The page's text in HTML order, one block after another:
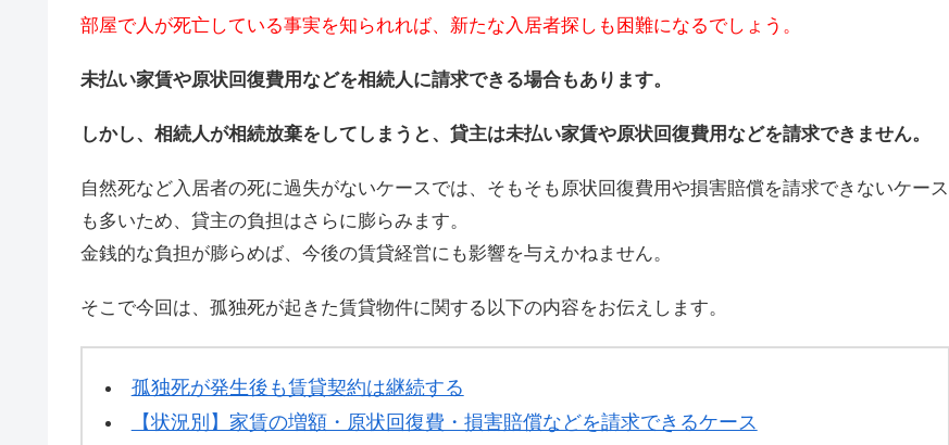
部屋で人が死亡している事実を知られれば、新たな入居者探しも困難になるでしょう。
未払い家賃や原状回復費用などを相続人に請求できる場合もあります。
しかし、相続人が相続放棄をしてしまうと、貸主は未払い家賃や原状回復費用などを請求できません。
自然死など入居者の死に過失がないケースでは、そもそも原状回復費用や損害賠償を請求できないケース
も多いため、貸主の負担はさらに膨らみます。
金銭的な負担が膨らめば、今後の賃貸経営にも影響を与えかねません。
そこで今回は、孤独死が起きた賃貸物件に関する以下の内容をお伝えします。
孤独死が発生後も賃貸契約は継続する
【状況別】家賃の増額・原状回復費・損害賠償などを請求できるケース